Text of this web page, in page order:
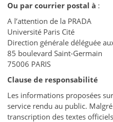
Ou par courrier postal à :
A l’attention de la PRADA
Université Paris Cité
Direction générale déléguée
85 boulevard Saint-Germain
75006 PARIS
Clause de responsabilité
Les informations proposées
service rendu au public.
transcription des textes